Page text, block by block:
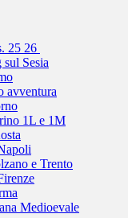
25 26
Sesia
avventura
1L e 1M
e Trento
Medioevale